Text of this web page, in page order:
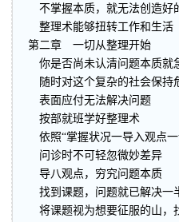
不掌握本质，就无法创造好
整理术能够扭转工作和生活
第二章 一切从整理开始
你是否尚未认清问题本质就
随时对这个复杂的社会保持
表面应付无法解决问题
按部就班学好整理术
依照“掌握状况一导入观点
问诊时不可轻忽微妙差异
导八观点，穷究问题本质
找到课题，问题就已解决一
将课题视为想要征服的山，